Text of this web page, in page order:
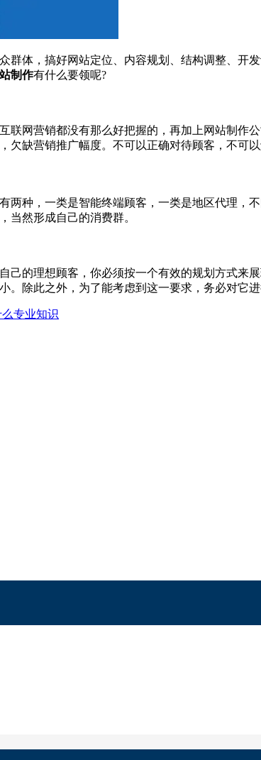
体，搞好网站定位、内容规划、结构调整、开
制作有什么要领呢?
网营销都没有那么好把握的，再加上网站制作
缺营销推广幅度。不可以正确对待顾客，不可
种，一类是智能终端顾客，一类是地区代理，
当然形成自己的消费群。
的理想顾客，你必须按一个有效的规划方式来
除此之外，为了能考虑到这一要求，务必对它进
专业知识